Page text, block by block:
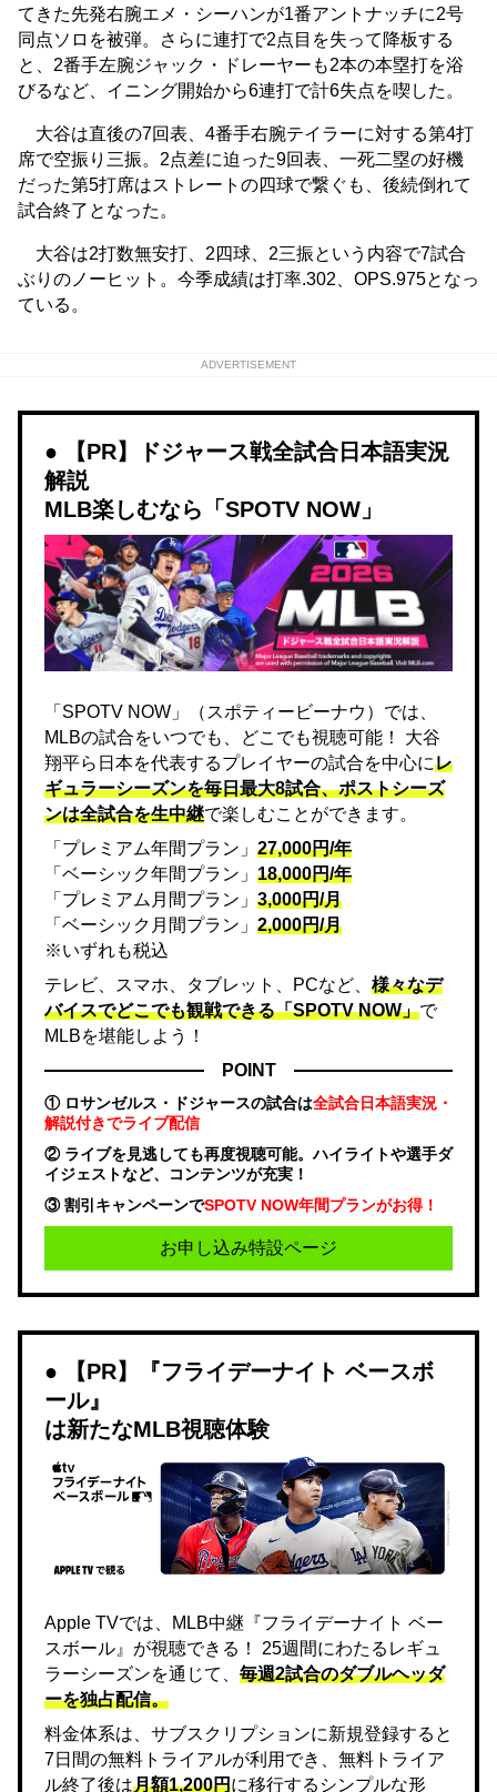
てきた先発右腕エメ・シーハンが1番アントナッチに2号
同点ソロを被弾。さらに連打で2点目を失って降板する
と、2番手左腕ジャック・ドレーヤーも2本の本塁打を浴
びるなど、イニング開始から6連打で計6失点を喫した。
大谷は直後の7回表、4番手右腕テイラーに対する第4打
席で空振り三振。2点差に迫った9回表、一死二塁の好機
だった第5打席はストレートの四球で繋ぐも、後続倒れて
試合終了となった。
大谷は2打数無安打、2四球、2三振という内容で7試合
ぶりのノーヒット。今季成績は打率.302、OPS.975となっ
ている。
ADVERTISEMENT
【PR】ドジャース戦全試合日本語実況
解説
MLB楽しむなら「SPOTV NOW」
「SPOTV NOW」（スポティービーナウ）では、
MLBの試合をいつでも、どこでも視聴可能！ 大谷
翔平ら日本を代表するプレイヤーの試合を中心にレ
ギュラーシーズンを毎日最大8試合、ポストシーズ
ンは全試合を生中継で楽しむことができます。
「プレミアム年間プラン」 27,000円/年
「ベーシック年間プラン」 18,000円/年
「プレミアム月間プラン」 3,000円/月
「ベーシック月間プラン」 2,000円/月
※いずれも税込
テレビ、スマホ、タブレット、PCなど、 様々なデ
バイスでどこでも観戦できる「SPOTV NOW」で
MLBを堪能しよう！
POINT
① ロサンゼルス・ドジャースの試合は全試合日本語実況・
解説付きでライブ配信
② ライブを見逃しても再度視聴可能。ハイライトや選手ダ
イジェストなど、コンテンツが充実！
③ 割引キャンペーンでSPOTV NOW年間プランがお得！
お申し込み特設ページ
【PR】『フライデーナイト ベースボ
ール』
は新たなMLB視聴体験
Apple TVでは、MLB中継『フライデーナイト ベー
スボール』が視聴できる！ 25週間にわたるレギュ
ラーシーズンを通じて、 毎週2試合のダブルヘッダ
ーを独占配信。
料金体系は、サブスクリプションに新規登録すると
7日間の無料トライアルが利用でき、無料トライア
ル終了後は月額1,200円に移行するシンプルな形